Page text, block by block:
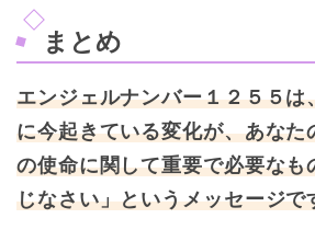
まとめ
エンジェルナンバー１２５５は
に今起きている変化が、あなた
の使命に関して重要で必要なも
じなさい」というメッセージで